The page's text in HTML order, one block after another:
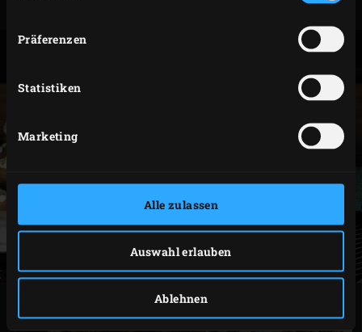
Präferenzen
Statistiken
Marketing
Alle zulassen
Auswahl erlauben
Ablehnen